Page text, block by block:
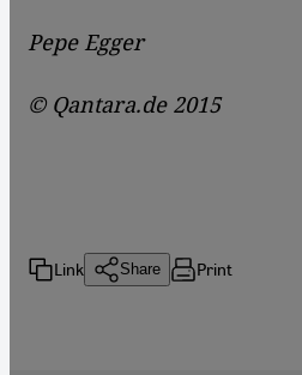
Pepe Egger
© Qantara.de 2015
Link Share Print